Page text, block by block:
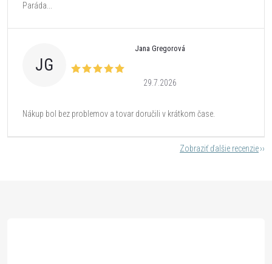
Paráda...
JG
Jana Gregorová
29.7.2026
Nákup bol bez problemov a tovar doručili v krátkom čase.
Zobraziť ďalšie recenzie